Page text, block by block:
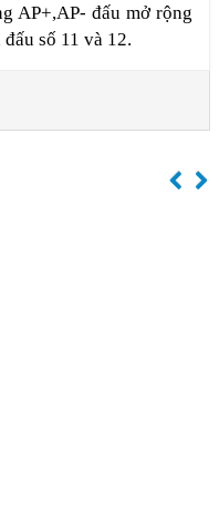
AP+,AP- đấu mở rộng
số 11 và 12.